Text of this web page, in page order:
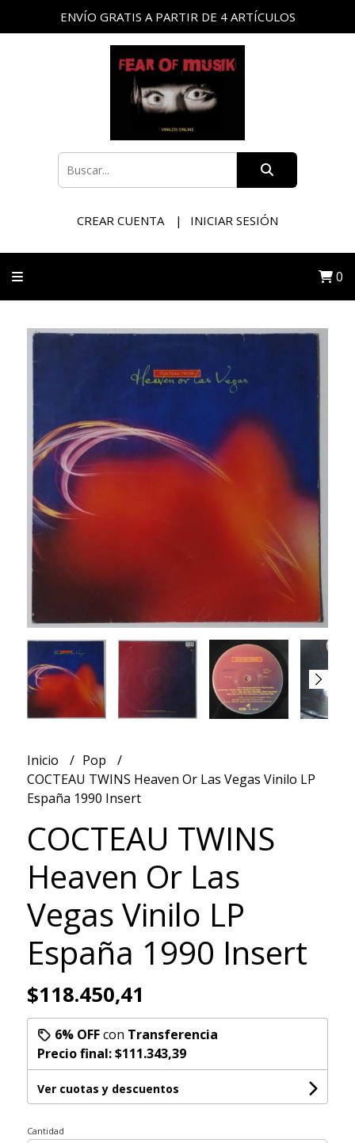
ENVÍO GRATIS A PARTIR DE 4 ARTÍCULOS
CREAR CUENTA INICIAR SESIÓN
0
Inicio
Pop
COCTEAU TWINS Heaven Or Las Vegas Vinilo LP
España 1990 Insert
COCTEAU TWINS
Heaven Or Las
Vegas Vinilo LP
España 1990 Insert
$118.450,41
6% OFFcon Transferencia
Precio final:$111.343,39
Ver cuotas y descuentos
Cantidad